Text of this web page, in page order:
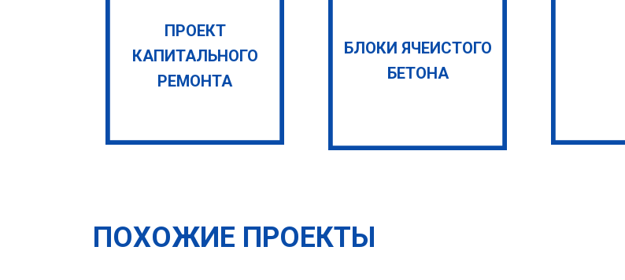
ПРОЕКТ
КАПИТАЛЬНОГО
РЕМОНТА
БЛОКИ ЯЧЕИСТОГО
БЕТОНА
ПОХОЖИЕ ПРОЕКТЫ